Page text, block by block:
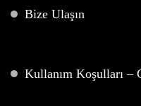
Bize Ulaşın
Kullanım Koşulları –